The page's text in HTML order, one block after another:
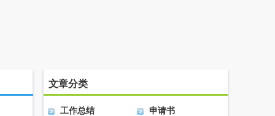
文章分类
工作总结 申请书